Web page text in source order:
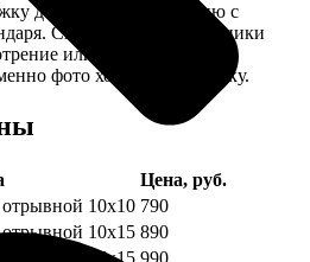
добавляем фотографию с
Снимок наши сотрудники
или пишите в
фото хотите на обложку.
Цена, руб.
10x10 790
10x15 890
15x15 990